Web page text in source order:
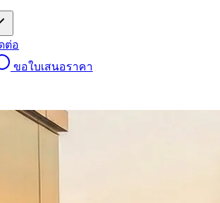
ต่อ
ขอใบเสนอราคา